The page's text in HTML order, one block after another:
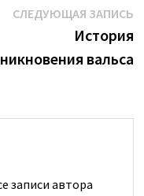
СЛЕДУЮЩАЯ ЗАПИСЬ
История
вальса
записи автора